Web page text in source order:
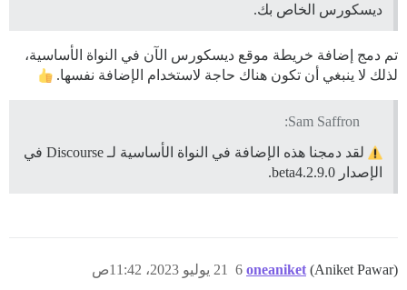
ديسكورس الخاص بك.
تم دمج إضافة خريطة موقع ديسكورس الآن في النواة الأساسية،
لذلك لا ينبغي أن تكون هناك حاجة لاستخدام الإضافة نفسها.
Sam Saffron:
لقد دمجنا هذه الإضافة في النواة الأساسية لـ Discourse في
الإصدار 2.9.0.beta4.
oneaniket (Aniket Pawar) 21 يوليو 2023، 11:42ص 6